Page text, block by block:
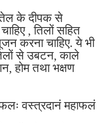
तेल के दीपक से
, तिलों सहित
करना चाहिए. ये भी
से उबटन, काले
होम तथा भक्षण
वस्त्रदानं महाफलं